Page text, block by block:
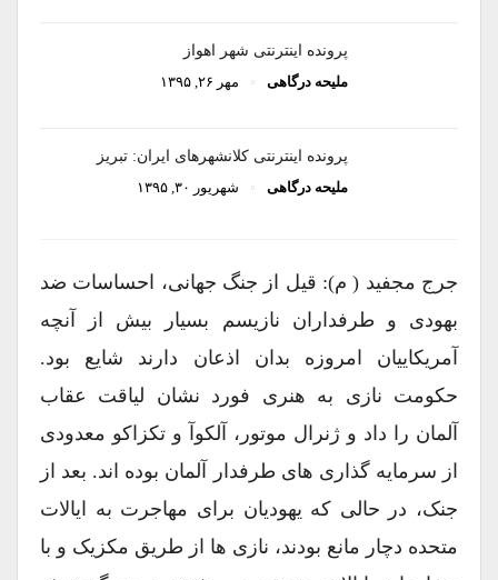
پرونده اینترنتی شهر اهواز
ملیحه درگاهی
مهر ۲۶, ۱۳۹۵
پرونده اینترنتی کلانشهرهای ایران: تبریز
ملیحه درگاهی
شهریور ۳۰, ۱۳۹۵
جرج مجفید ( م): قیل از جنگ جهانی، احساسات ضد
بهودی و طرفداران نازیسم بسیار بیش از آنچه
آمریکاییان امروزه بدان اذعان دارند شایع بود.
حکومت نازی به هنری فورد نشان لیاقت عقاب
آلمان را داد و ژنرال موتور، آلکوآ و تکزاکو معدودی
از سرمایه گذاری های طرفدار آلمان بوده اند. بعد از
جنک، در حالی که یهودیان برای مهاجرت به ایالات
متحده دچار مانع بودند، نازی ها از طریق مکزیک و با